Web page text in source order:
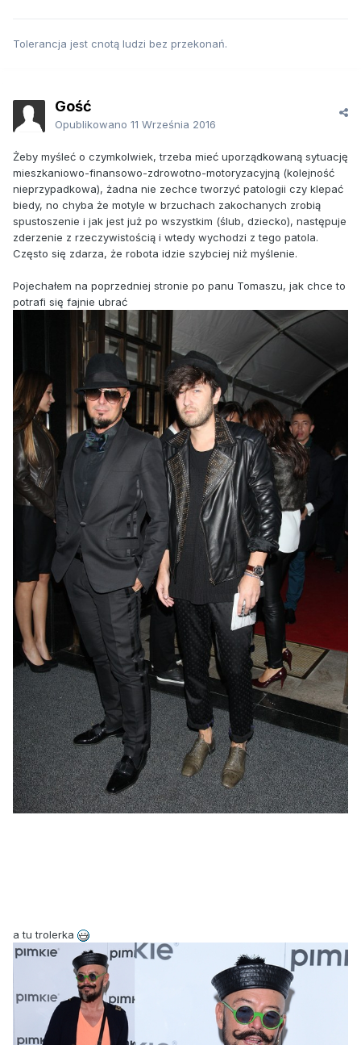
Tolerancja jest cnotą ludzi bez przekonań.
Gość
Opublikowano 11 Września 2016
Żeby myśleć o czymkolwiek, trzeba mieć uporządkowaną sytuację
mieszkaniowo-finansowo-zdrowotno-motoryzacyjną (kolejność
nieprzypadkowa), żadna nie zechce tworzyć patologii czy klepać
biedy, no chyba że motyle w brzuchach zakochanych zrobią
spustoszenie i jak jest już po wszystkim (ślub, dziecko), następuje
zderzenie z rzeczywistością i wtedy wychodzi z tego patola.
Często się zdarza, że robota idzie szybciej niż myślenie.
Pojechałem na poprzedniej stronie po panu Tomaszu, jak chce to
potrafi się fajnie ubrać
a tu trolerka